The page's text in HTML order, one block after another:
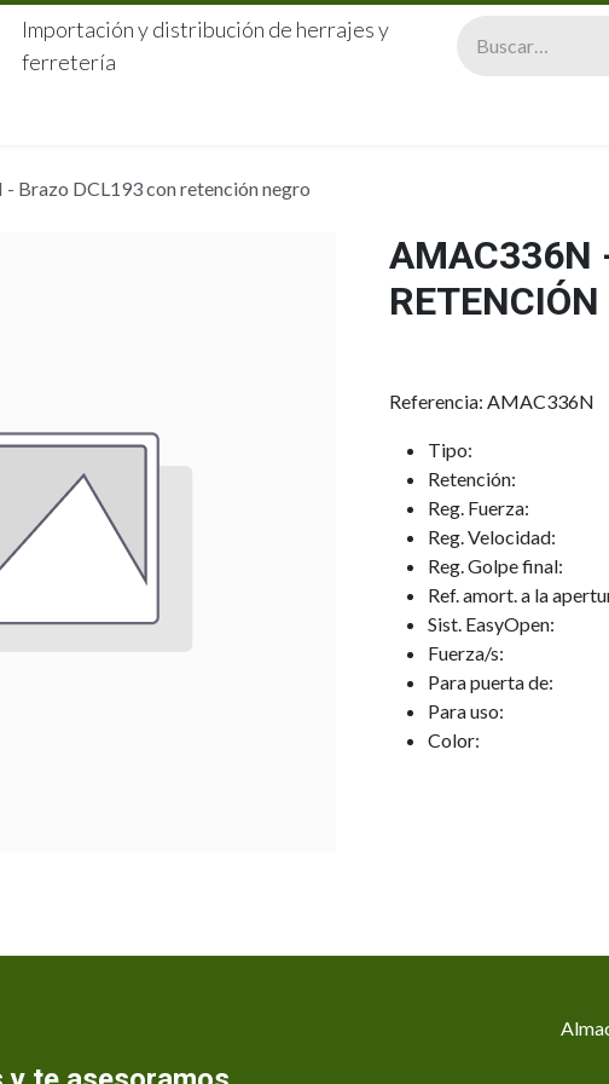
Importación y distribución de herrajes y
ferretería
Brazo DCL193 con retención negro
AMAC336N
RETENCIÓN
Referencia: AMAC336N
Tipo:
Retención:
Reg. Fuerza:
Reg. Velocidad:
Reg. Golpe final:
Ref. amort. a la
Sist. EasyOpen:
Fuerza/s:
Para puerta de:
Para uso:
Color: